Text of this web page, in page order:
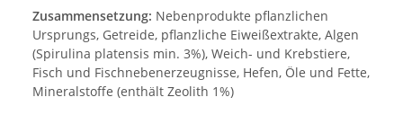
Zusammensetzung: Nebenprodukte pflanzlichen
Ursprungs, Getreide, pflanzliche Eiweißextrakte, Algen
(Spirulina platensis min. 3%), Weich- und Krebstiere,
Fisch und Fischnebenerzeugnisse, Hefen, Öle und Fette,
Mineralstoffe (enthält Zeolith 1%)